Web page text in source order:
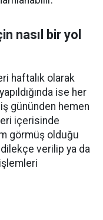
nasıl bir yol
haftalık olarak
ise her
gününden hemen
içerisinde
görmüş olduğu
verilip ya da